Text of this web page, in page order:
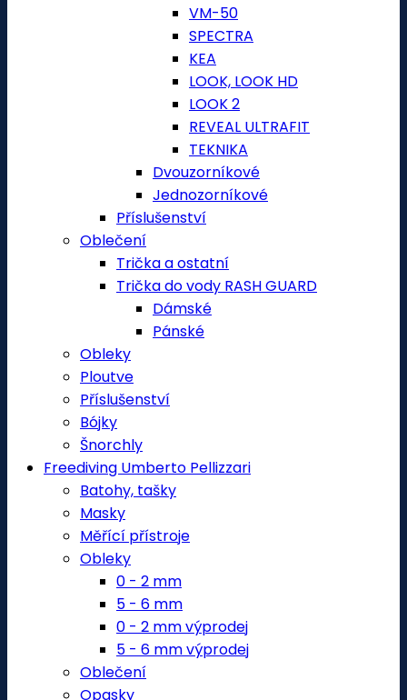
VM-50
SPECTRA
KEA
LOOK, LOOK HD
LOOK 2
REVEAL ULTRAFIT
TEKNIKA
Dvouzorníkové
Jednozorníkové
Příslušenství
Oblečení
Trička a ostatní
Trička do vody RASH GUARD
Dámské
Pánské
Obleky
Ploutve
Příslušenství
Bójky
Šnorchly
Freediving Umberto Pellizzari
Batohy, tašky
Masky
Měřící přístroje
Obleky
0 - 2 mm
5 - 6 mm
0 - 2 mm výprodej
5 - 6 mm výprodej
Oblečení
Opasky